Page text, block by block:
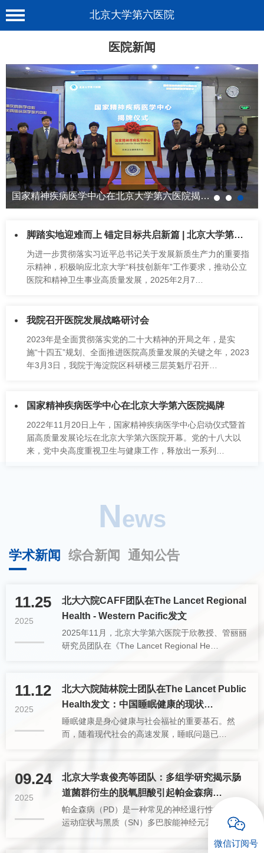
北京大学第六医院
首 页
医院概况
工作动态
科室介绍
专家介绍
就诊服务
科学研究
教育培训
健康科普
合作支援
招聘专栏
医院新闻
国家精神疾病医学中心在北京大学第六医院揭…
脚踏实地迎难而上 锚定目标共启新篇 | 北京大学第六医院召开高质量发…
为进一步贯彻落实习近平总书记关于发展新质生产力的重要指
示精神，积极响应北京大学“科技创新年”工作要求，推动公立
医院和精神卫生事业高质量发展，2025年2月7…
我院召开医院发展战略研讨会
2023年是全面贯彻落实党的二十大精神的开局之年，是实
施“十四五”规划、全面推进医院高质量发展的关键之年，2023
年3月3日，我院于海淀院区科研楼三层英魁厅召开…
国家精神疾病医学中心在北京大学第六医院揭牌
2022年11月20日上午，国家精神疾病医学中心启动仪式暨首
届高质量发展论坛在北京大学第六医院开幕。党的十八大以
来，党中央高度重视卫生与健康工作，释放出一系列…
News
学术新闻 综合新闻 通知公告
11.25
2025
北大六院CAFF团队在The Lancet Regional
Health - Western Pacific发文
2025年11月，北京大学第六医院于欣教授、管丽丽
研究员团队在《The Lancet Regional He…
11.12
2025
北大六院陆林院士团队在The Lancet Public
Health发文：中国睡眠健康的现状…
睡眠健康是身心健康与社会福祉的重要基石。然
而，随着现代社会的高速发展，睡眠问题已…
09.24
2025
北京大学袁俊亮等团队：多组学研究揭示肠
道菌群衍生的脱氧胆酸引起帕金森病…
帕金森病（PD）是一种常见的神经退行性疾病，其
运动症状与黑质（SN）多巴胺能神经元丢…
微信订阅号